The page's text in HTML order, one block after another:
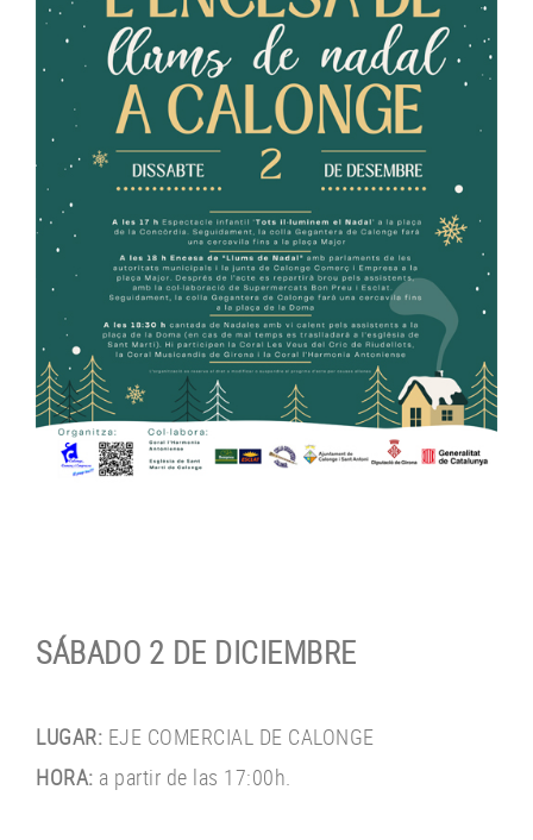
SÁBADO 2 DE DICIEMBRE
LUGAR: EJE COMERCIAL DE CALONGE
HORA: a partir de las 17:00h.